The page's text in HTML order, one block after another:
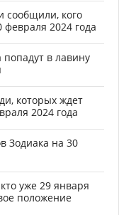
сообщили, кого
2024 года
в лавину
которых ждет
2024 года
Зодиака на 30
уже 29 января
положение